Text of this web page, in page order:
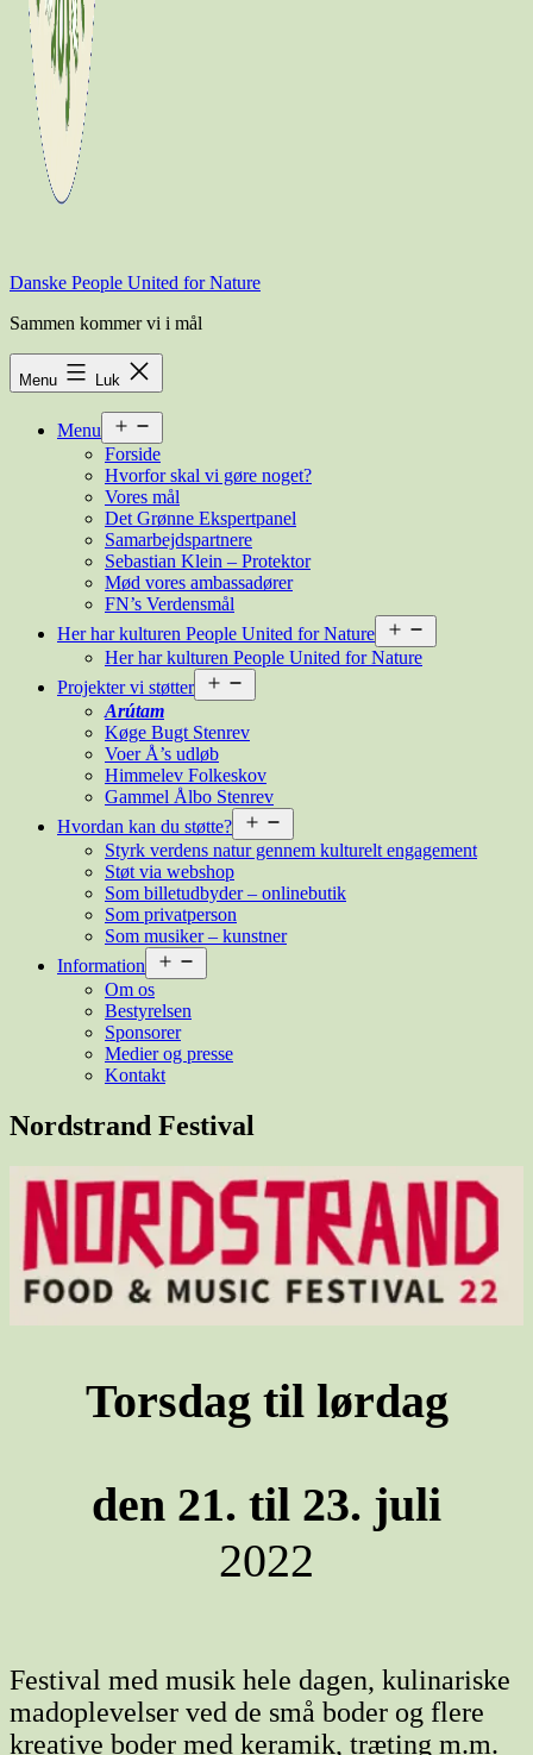
Danske People United for Nature
Sammen kommer vi i mål
Menu Luk
Menu
menu
Forside
Hvorfor skal vi gøre noget?
Vores mål
Det Grønne Ekspertpanel
Samarbejdspartnere
Sebastian Klein – Protektor
Mød vores ambassadører
FN’s Verdensmål
Her har kulturen People United for Nature
menu
Her har kulturen People United for Nature
Projekter vi støtter
menu
Arútam
Køge Bugt Stenrev
Voer Å’s udløb
Himmelev Folkeskov
Gammel Ålbo Stenrev
Hvordan kan du støtte?
menu
Styrk verdens natur gennem kulturelt engagement
Støt via webshop
Som billetudbyder – onlinebutik
Som privatperson
Som musiker – kunstner
Information
menu
Om os
Bestyrelsen
Sponsorer
Medier og presse
Kontakt
Nordstrand Festival
Torsdag til lørdag
den 21. til 23. juli
2022
Festival med musik hele dagen, kulinariske
madoplevelser ved de små boder og flere
kreative boder med keramik, træting m.m.